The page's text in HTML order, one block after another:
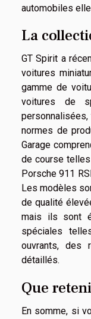
automobiles
La
GT Spirit a
voitures
gamme de
voitures de
normes de
Garage
de course
Porsche 911
Les modèles
de qualité
mais ils sont
spéciales
ouvrants, des
détaillés.
Que
En somme, si